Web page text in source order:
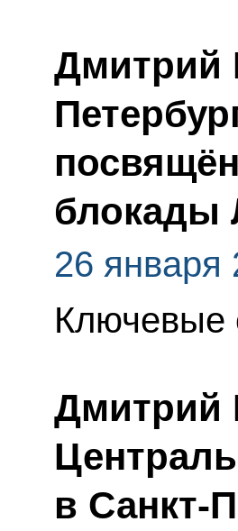
Дмитрий
блокады
26 января
Ключевые
Дмитрий
в Санкт-